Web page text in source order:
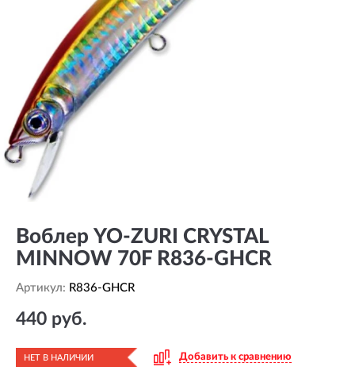
Воблер YO-ZURI CRYSTAL
MINNOW 70F R836-GHCR
Артикул: R836-GHCR
440 руб.
НЕТ В НАЛИЧИИ Добавить к сравнению